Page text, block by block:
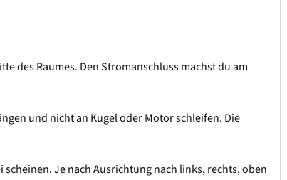
des Raumes. Den Stromanschluss machst du am
und nicht an Kugel oder Motor schleifen. Die
Je nach Ausrichtung nach links, rechts, oben